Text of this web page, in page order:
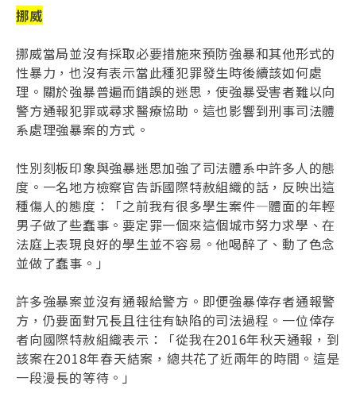
挪威
挪威當局並沒有採取必要措施來預防強暴和其他形式的
性暴力，也沒有表示當此種犯罪發生時後續該如何處
理。關於強暴普遍而錯誤的迷思，使強暴受害者難以向
警方通報犯罪或尋求醫療協助。這也影響到刑事司法體
系處理強暴案的方式。
性別刻板印象與強暴迷思加強了司法體系中許多人的態
度。一名地方檢察官告訴國際特赦組織的話，反映出這
種傷人的態度：「之前我有很多學生案件—體面的年輕
男子做了些蠢事。要定罪一個來這個城市努力求學、在
法庭上表現良好的學生並不容易。他喝醉了、動了色念
並做了蠢事。」
許多強暴案並沒有通報給警方。即便強暴倖存者通報警
方，仍要面對冗長且往往有缺陷的司法過程。一位倖存
者向國際特赦組織表示：「從我在2016年秋天通報，到
該案在2018年春天結案，總共花了近兩年的時間。這是
一段漫長的等待。」